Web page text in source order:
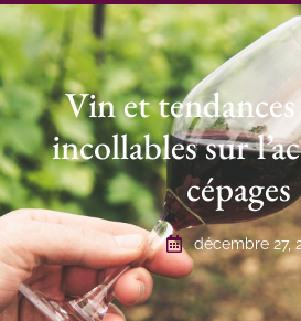
Vin et
incollables sur
cépages
décembre 27,